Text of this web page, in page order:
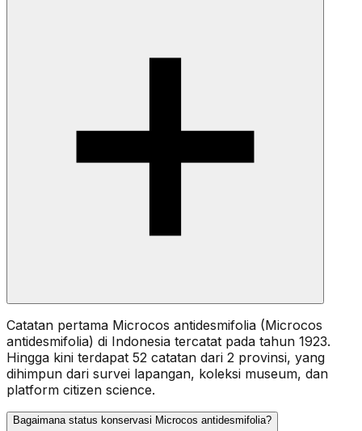
Catatan pertama Microcos antidesmifolia (Microcos
antidesmifolia) di Indonesia tercatat pada tahun 1923.
Hingga kini terdapat 52 catatan dari 2 provinsi, yang
dihimpun dari survei lapangan, koleksi museum, dan
platform citizen science.
Bagaimana status konservasi Microcos antidesmifolia?